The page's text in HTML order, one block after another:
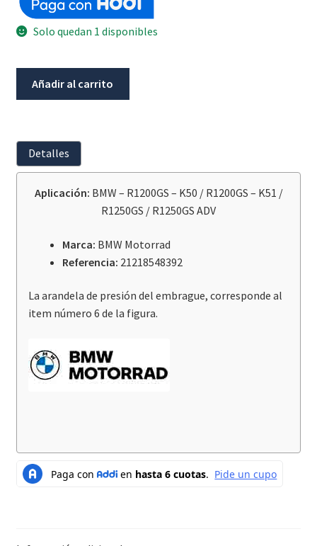
Solo quedan 1 disponibles
BMW
R1200Gs-
Añadir al carrito
Detalles
Aplicación: BMW – R1200GS – K50 / R1200GS – K51 /
R1250GS / R1250GS ADV
Marca: BMW Motorrad
Referencia: 21218548392
La arandela de presión del embrague, corresponde al
item número 6 de la figura.